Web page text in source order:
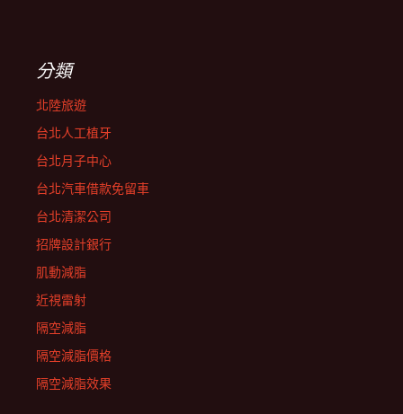
分類
北陸旅遊
台北人工植牙
台北月子中心
台北汽車借款免留車
台北清潔公司
招牌設計銀行
肌動減脂
近視雷射
隔空減脂
隔空減脂價格
隔空減脂效果